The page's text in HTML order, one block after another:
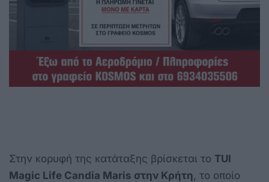
Στην κορυφή της κατάταξης βρίσκεται το TUI
Magic Life Candia Maris στην Κρήτη , το οποίο